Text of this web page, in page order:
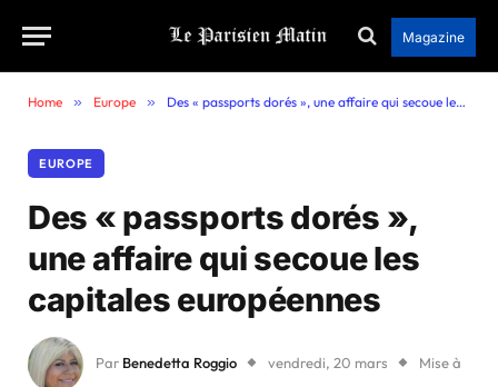
Magazine
Home » Europe » Des « passports dorés », une affaire qui secoue les capitales européennes
EUROPE
Des « passports dorés »,
une affaire qui secoue les
capitales européennes
Par Benedetta Roggio vendredi, 20 mars Mise à